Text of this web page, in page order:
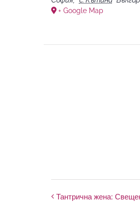
+ Google Map
Тантрична жена: